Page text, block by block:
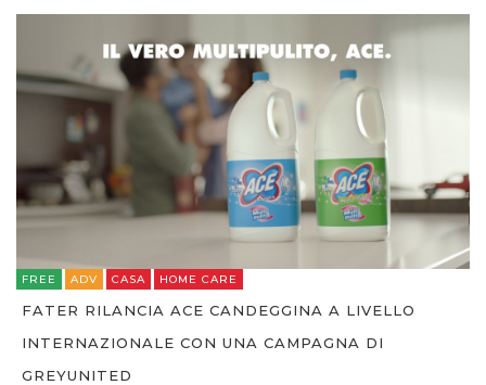
FREE ADV CASA HOME CARE
FATER RILANCIA ACE CANDEGGINA A LIVELLO
INTERNAZIONALE CON UNA CAMPAGNA DI
GREYUNITED